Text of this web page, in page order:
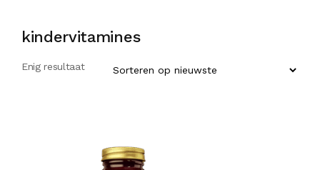
kindervitamines
Enig resultaat